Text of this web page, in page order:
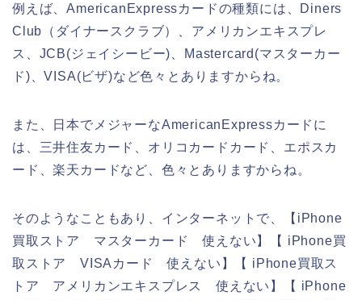
例えば、AmericanExpressカードの種類には、Diners
Club（ダイナースクラブ）、アメリカンエキスプレ
ス、JCB(ジェイシービー)、Mastercard(マスターカー
ド)、VISA(ビザ)など色々とありますからね。
また、日本でメジャーなAmericanExpressカードに
は、三井住友カード、オリコカードカード、エポスカ
ード、楽天カードなど、色々とありますからね。
そのようなこともあり、インターネットで、【iPhone
買取ストア マスターカード 使えない】【 iPhone買
取ストア VISAカード 使えない】【 iPhone買取ス
トア アメリカンエキスプレス 使えない】【 iPhone